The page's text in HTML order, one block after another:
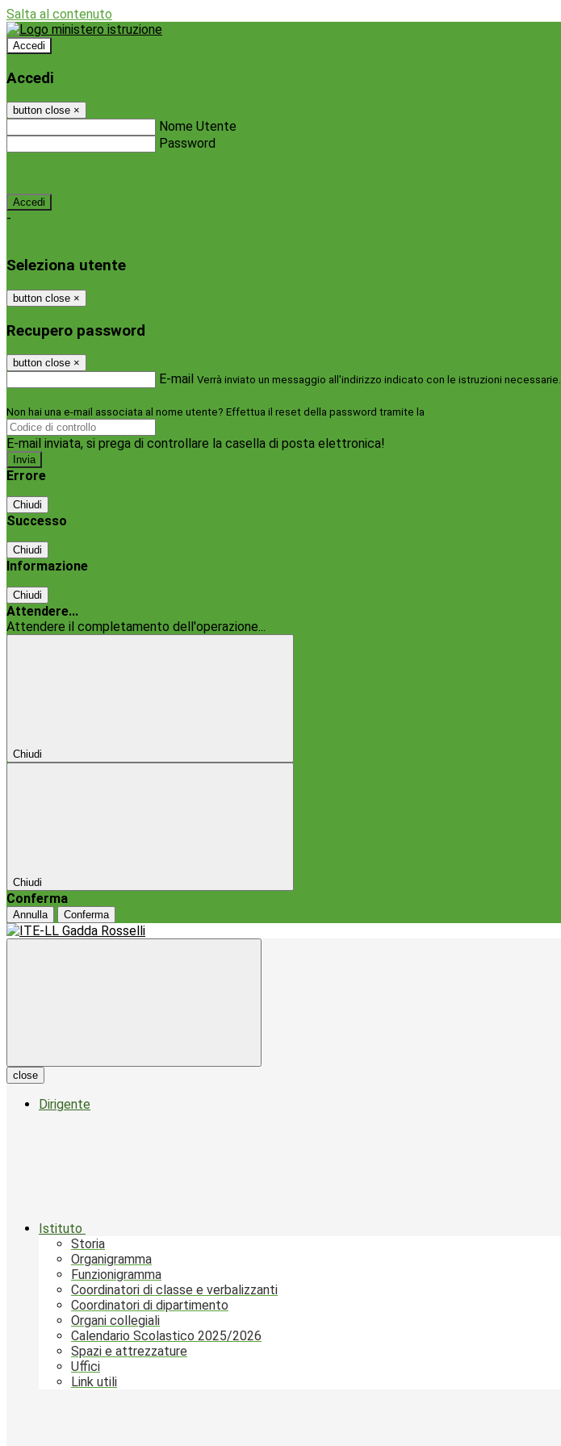
Salta al contenuto
Accedi
Accedi
button close ×
Nome Utente
Password
-
Seleziona utente
button close ×
Recupero password
button close ×
E-mail Verrà inviato un messaggio all'indirizzo indicato con le istruzioni necessarie.
Non hai una e-mail associata al nome utente? Effettua il reset della password tramite la
E-mail inviata, si prega di controllare la casella di posta elettronica!
Errore
Chiudi
Successo
Chiudi
Informazione
Chiudi
Attendere...
Attendere il completamento dell'operazione...
Chiudi
Chiudi
Conferma
Annulla Conferma
close
Dirigente
Istituto
Storia
Organigramma
Funzionigramma
Coordinatori di classe e verbalizzanti
Coordinatori di dipartimento
Organi collegiali
Calendario Scolastico 2025/2026
Spazi e attrezzature
Uffici
Link utili